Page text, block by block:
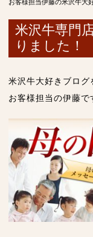
お客様担当伊藤の米沢牛大
米沢牛専門
りました！
米沢牛大好きブログ
お客様担当の伊藤で